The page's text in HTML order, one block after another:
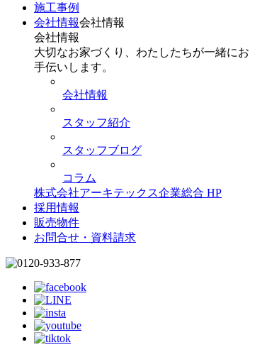
施工事例
会社情報会社情報
会社情報
大切なお家づくり、わたしたちが一緒にお
手伝いします。
会社情報
スタッフ紹介
スタッフブログ
コラム
株式会社アーキテックス企業総合 HP
採用情報
販売物件
お問合せ・資料請求